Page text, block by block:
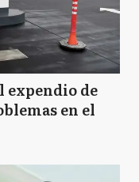
expendio de
en el